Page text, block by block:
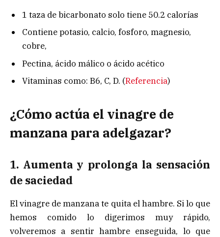
1 taza de bicarbonato solo tiene 50.2 calorías
Contiene potasio, calcio, fosforo, magnesio,
cobre,
Pectina, ácido málico o ácido acético
Vitaminas como: B6, C, D. (Referencia)
¿Cómo actúa el vinagre de
manzana para adelgazar?
1. Aumenta y prolonga la sensación
de saciedad
El vinagre de manzana te quita el hambre. Si lo que
hemos comido lo digerimos muy rápido,
volveremos a sentir hambre enseguida, lo que